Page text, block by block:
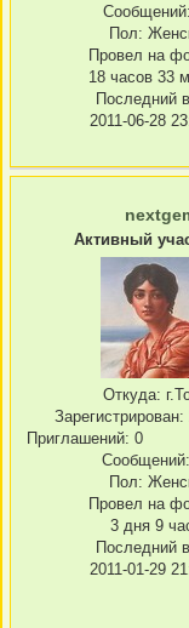
Сообщений:
Пол:
Провел на
18 часов 33
Последний
2011-06-28
Активный
Откуда:
Зарегистрирован:
Приглашений: 0
Сообщений:
Пол:
Провел на
3 дня 9
Последний
2011-01-29